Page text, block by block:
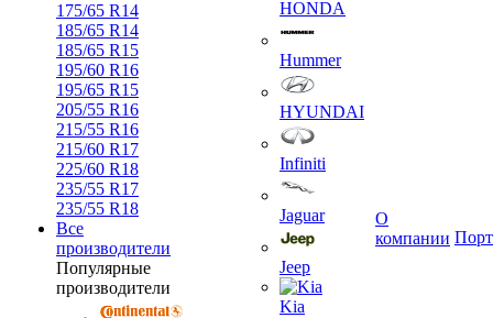
175/65 R14
185/65 R14
185/65 R15
195/60 R16
195/65 R15
205/55 R16
215/55 R16
215/60 R17
225/60 R18
235/55 R17
235/55 R18
Все
производители
Популярные
производители
HONDA
Hummer
HYUNDAI
Infiniti
Jaguar
Jeep
Kia
О
компании